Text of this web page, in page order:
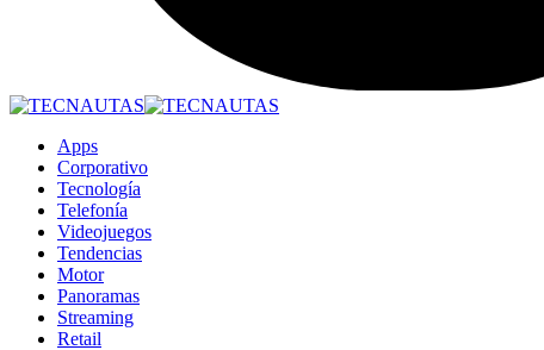
Apps
Corporativo
Tecnología
Telefonía
Videojuegos
Tendencias
Motor
Panoramas
Streaming
Retail